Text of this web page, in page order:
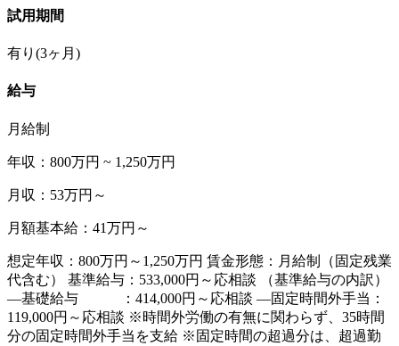
試用期間
有り(3ヶ月)
給与
月給制
年収：800万円 ~ 1,250万円
月収：53万円～
月額基本給：41万円～
想定年収：800万円～1,250万円 賃金形態：月給制（固定残業
代含む） 基準給与：533,000円～応相談 （基準給与の内訳）
―基礎給与 ：414,000円～応相談 ―固定時間外手当：
119,000円～応相談 ※時間外労働の有無に関わらず、35時間
分の固定時間外手当を支給 ※固定時間の超過分は、超過勤